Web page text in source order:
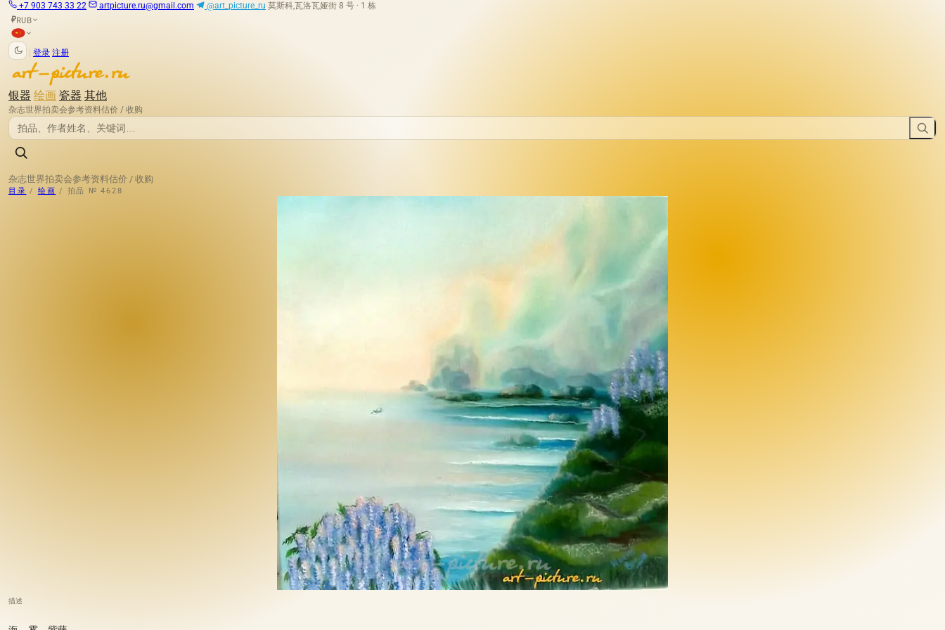
+7 903 743 33 22 artpicture.ru@gmail.com @art_picture_ru 莫斯科,瓦洛瓦娅街 8 号 · 1 栋
₽RUB
登录 注册
银器 绘画 瓷器 其他
杂志世界拍卖会参考资料估价 / 收购
杂志世界拍卖会参考资料估价 / 收购
目录 / 绘画 / 拍品 № 4628
描述